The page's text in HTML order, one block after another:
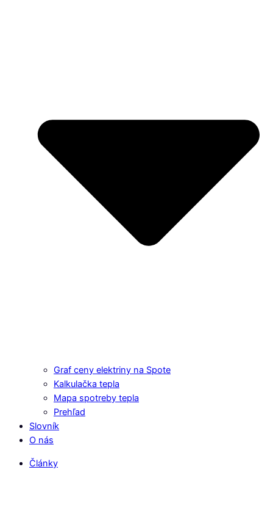
Graf ceny elektriny na Spote
Kalkulačka tepla
Mapa spotreby tepla
Prehľad
Slovník
O nás
Články